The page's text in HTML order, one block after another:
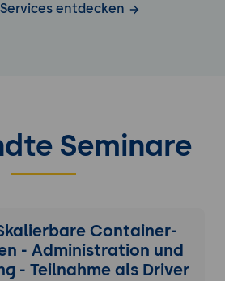
entdecken
Seminare
Container-
- Administration und
- Teilnahme als Driver